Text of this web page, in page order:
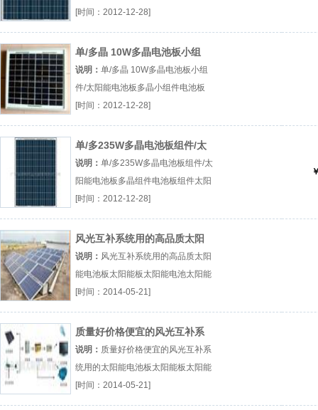
太阳能电池组厂（...『多晶大组件』
[时间：2012-12-28]
单/多晶 10W多晶电池板小组
件/太阳能电池板
说明： 单/多晶 10W多晶电池板小组
件/太阳能电池板多晶小组件电池板
组件太阳能电池板厂（...『多晶小组
件』
[时间：2012-12-28]
单/多235W多晶电池板组件/太
阳能电池板
说明： 单/多235W多晶电池板组件/太
阳能电池板多晶组件电池板组件太阳
能电池组厂（...『多晶组件』
[时间：2012-12-28]
风光互补系统用的高品质太阳
能电池板
说明： 风光互补系统用的高品质太阳
能电池板太阳能板太阳能电池太阳能
电池板厂（...『太阳能板』
[时间：2014-05-21]
质量好价格便宜的风光互补系
统用的太阳能电池板
说明： 质量好价格便宜的风光互补系
统用的太阳能电池板太阳能板太阳能
电池太阳能电池板厂（...『太阳能
板』
[时间：2014-05-21]